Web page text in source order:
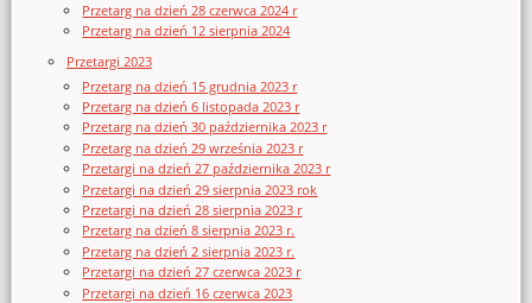
Przetarg na dzień 28 czerwca 2024 r
Przetarg na dzień 12 sierpnia 2024
Przetargi 2023
Przetarg na dzień 15 grudnia 2023 r
Przetarg na dzień 6 listopada 2023 r
Przetarg na dzień 30 października 2023 r
Przetarg na dzień 29 września 2023 r
Przetargi na dzień 27 października 2023 r
Przetargi na dzień 29 sierpnia 2023 rok
Przetargi na dzień 28 sierpnia 2023 r
Przetarg na dzień 8 sierpnia 2023 r.
Przetarg na dzień 2 sierpnia 2023 r.
Przetargi na dzień 27 czerwca 2023 r
Przetargi na dzień 16 czerwca 2023